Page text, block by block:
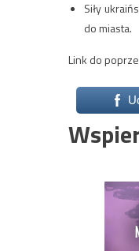
Siły
do miasta.
Link do